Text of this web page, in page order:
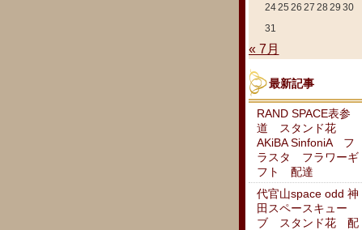
2425 26 27 28 29 30
31
« 7月
最新記事
RAND SPACE表参
道 スタンド花
AKiBA SinfoniA フ
ラスタ フラワーギ
フト 配達
代官山space odd 神
田スペースキュー
ブ スタンド花 配